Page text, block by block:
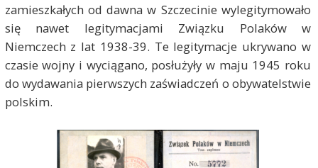
zamieszkałych od dawna w Szczecinie wylegitymowało
się nawet legitymacjami Związku Polaków w
Niemczech z lat 1938-39. Te legitymacje ukrywano w
czasie wojny i wyciągano, posłużyły w maju 1945 roku
do wydawania pierwszych zaświadczeń o obywatelstwie
polskim.